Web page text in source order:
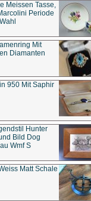
Meissen Tasse,
Periode
Mit
Diamanten
950 Mit Saphir
Hunter
Bild Dog
Wmf S
Matt Schale